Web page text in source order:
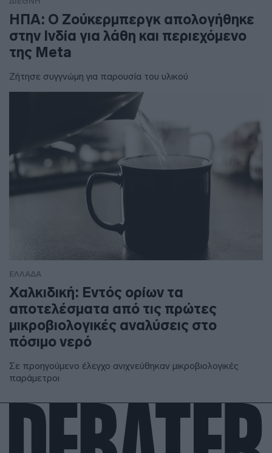
ΗΠΑ: Ο Ζούκερμπεργκ απολογήθηκε
στην Ινδία για λάθη και περιεχόμενο
της Meta
Ζήτησε συγγνώμη για παρουσία του υλικού
ΕΛΛΑΔΑ
Χαλκιδική: Εντός ορίων τα
αποτελέσματα από τις πρώτες
μικροβιολογικές αναλύσεις στο
πόσιμο νερό
Σε προηγούμενο έλεγχο ανιχνεύθηκαν μικροβιολογικές
παράμετροι